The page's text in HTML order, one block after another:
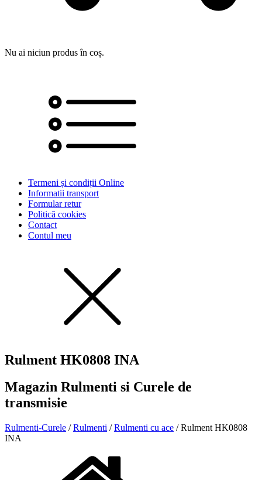
Nu ai niciun produs în coș.
Termeni și condiții Online
Informatii transport
Formular retur
Politică cookies
Contact
Contul meu
Rulment HK0808 INA
Magazin Rulmenti si Curele de
transmisie
Rulmenti-Curele /Rulmenti /Rulmenti cu ace / Rulment HK0808
INA